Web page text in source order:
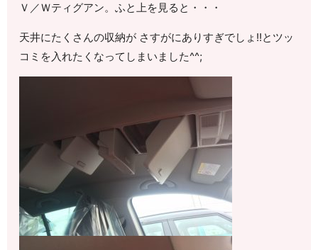
Ｖ／Ｗティグアン。ふと上を見ると・・・
天井にたくさんの収納が さすがにありすぎでしょ!!とツッ
コミを入れたくなってしまいました^^;